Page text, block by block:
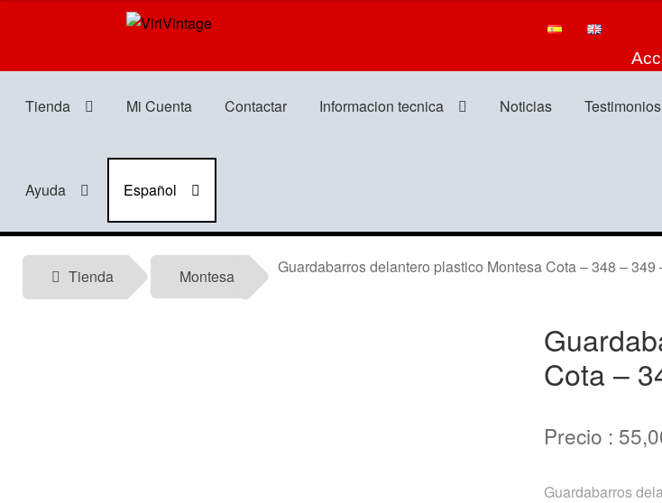
Ir
la
Ir
contenido
Tienda Mi Cuenta Contactar Informacion tecnica Noticias Testimonios
Ayuda Español
Tienda Montesa Guardabarros delantero plastico Montesa Cota – 348 – 349
Cota –
Precio :
Guardabarros